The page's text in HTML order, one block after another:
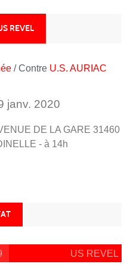
REVEL
/ Contre U.S. AURIAC
janv. 2020
DE LA GARE 31460
- à 14h
US REVEL